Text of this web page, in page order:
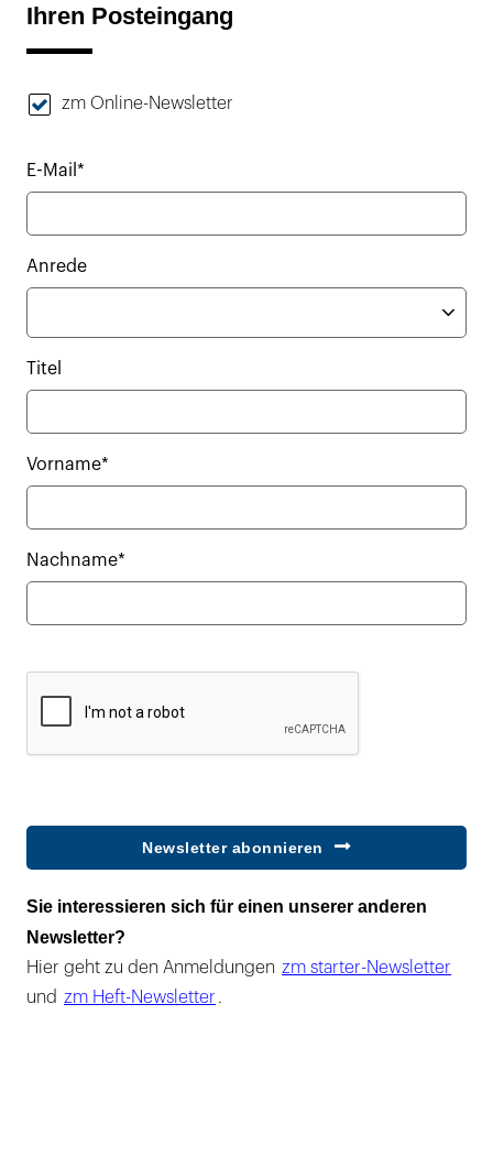
Ihren Posteingang
zm Online-Newsletter
E-Mail*
Anrede
Titel
Vorname*
Nachname*
Newsletter abonnieren
Sie interessieren sich für einen unserer anderen
Newsletter?
Hier geht zu den Anmeldungen zm starter-Newsletter
und zm Heft-Newsletter .